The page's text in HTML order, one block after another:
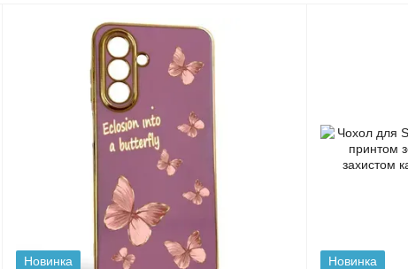
Новинка
Новинка